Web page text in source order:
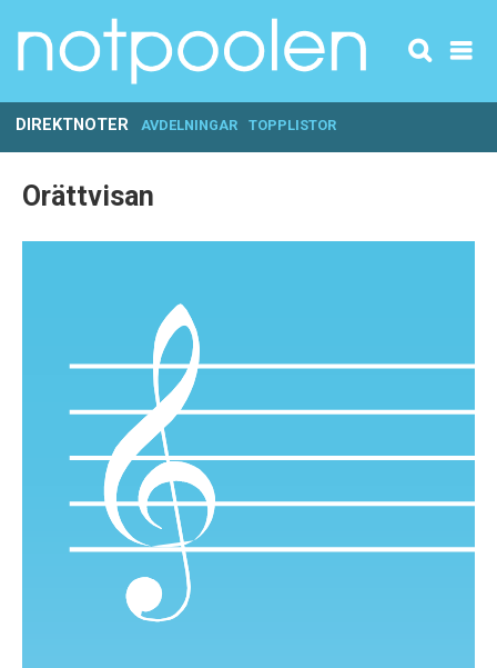
DIREKTNOTER AVDELNINGAR TOPPLISTOR
Orättvisan